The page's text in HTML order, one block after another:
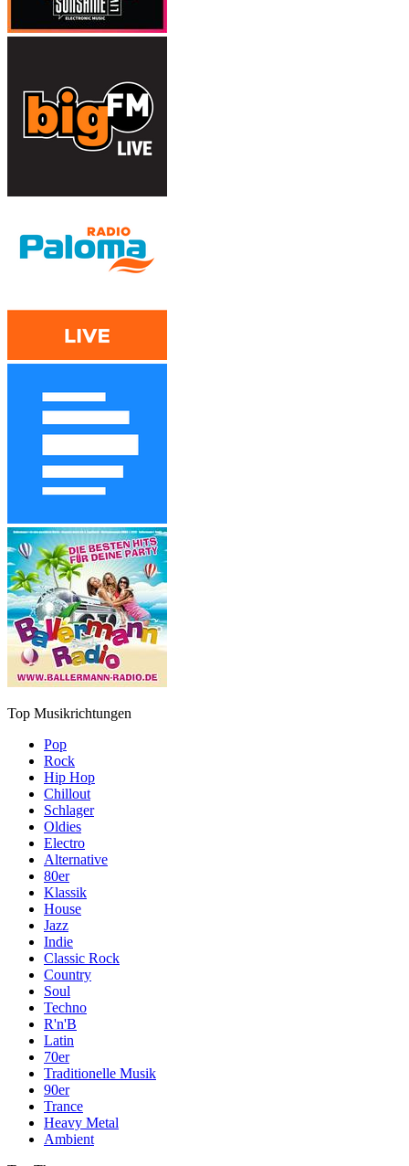
Top Musikrichtungen
Pop
Rock
Hip Hop
Chillout
Schlager
Oldies
Electro
Alternative
80er
Klassik
House
Jazz
Indie
Classic Rock
Country
Soul
Techno
R'n'B
Latin
70er
Traditionelle Musik
90er
Trance
Heavy Metal
Ambient